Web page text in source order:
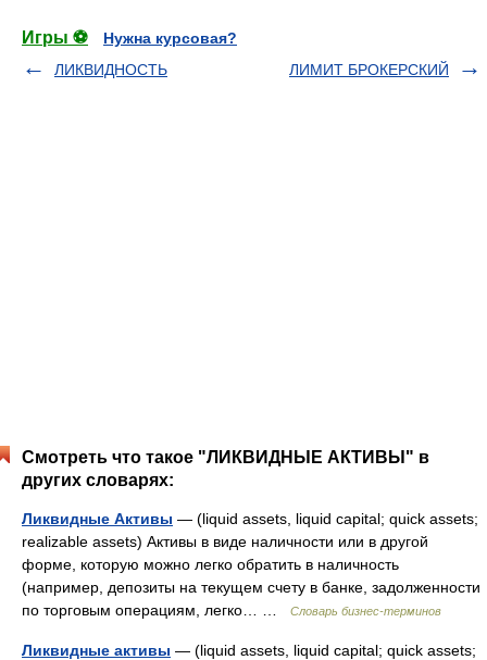
Игры ⚽
Нужна курсовая?
ЛИКВИДНОСТЬ
ЛИМИТ БРОКЕРСКИЙ
Смотреть что такое "ЛИКВИДНЫЕ АКТИВЫ" в
других словарях:
Ликвидные Активы — (liquid assets, liquid capital; quick assets;
realizable assets) Активы в виде наличности или в другой
форме, которую можно легко обратить в наличность
(например, депозиты на текущем счету в банке, задолженности
по торговым операциям, легко… …
Словарь бизнес-терминов
Ликвидные активы — (liquid assets, liquid capital; quick assets;